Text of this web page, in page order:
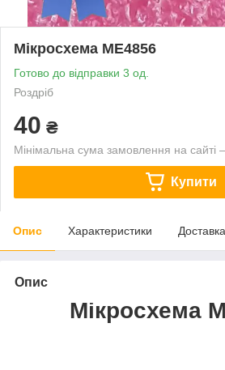
Мікросхема ME4856
Готово до відправки 3 од.
Роздріб
40 ₴
Мінімальна сума замовлення на сайті
Купити
Опис Характеристики Доставка
Опис
Мікросхема